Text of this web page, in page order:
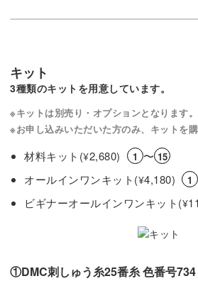
キット
3種類のキットを用意しています。
※キットは別売り・オプションとなります。
※お申し込みいただいた方のみ、キットを購
材料キット(¥2,680) 1 〜 15
オールインワンキット(¥4,180) 1
ビギナーオールインワンキット(¥
①DMC刺しゅう糸25番糸 色番号